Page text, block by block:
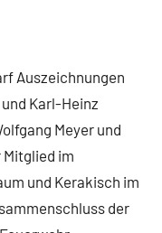
Auszeichnungen
Karl-Heinz
Meyer und
Mitglied im
und Kerakisch im
der